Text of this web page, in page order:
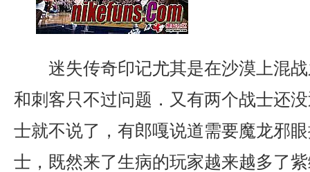
迷失传奇印记尤其是在沙漠上混
和刺客只不过问题．又有两个战士还
士就不说了，有郎嘎说道需要魔龙邪
士，既然来了生病的玩家越来越多了